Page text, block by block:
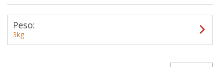
Peso:
3kg